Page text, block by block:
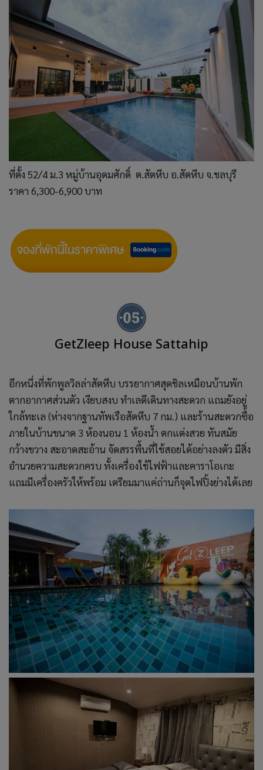
ที่ตั้ง 52/4 ม.3 หมู่บ้านอุดมศักดิ์ ต.สัตหีบ อ.สัตหีบ จ.ชลบุรี
ราคา 6,300-6,900 บาท
GetZleep House Sattahip
อีกหนึ่งที่พักพูลวิลล่าสัตหีบ บรรยากาศสุดชิลเหมือนบ้านพัก
ตากอากาศส่วนตัว เงียบสงบ ทำเลดีเดินทางสะดวก แถมยังอยู่
ใกล้ทะเล (ห่างจากฐานทัพเรือสัตหีบ 7 กม.) และร้านสะดวกซื้อ
ภายในบ้านขนาด 3 ห้องนอน 1 ห้องน้ำ ตกแต่งสวย ทันสมัย
กว้างขวาง สะอาดสะอ้าน จัดสรรพื้นที่ใช้สอยได้อย่างลงตัว มีสิ่ง
อำนวยความสะดวกครบ ทั้งเครื่องใช้ไฟฟ้าและคาราโอเกะ
แถมมีเครื่องครัวให้พร้อม เตรียมมาแค่ถ่านก็จุดไฟปิ้งย่างได้เลย